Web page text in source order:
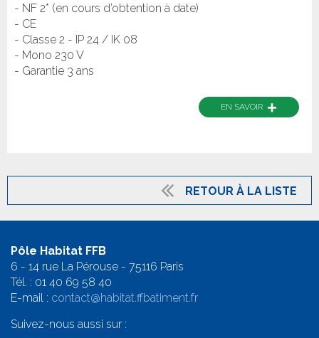
- NF 2* (en cours d’obtention à date)
- CE
- Classe 2 - IP 24 / IK 08
- Mono 230 V
- Garantie 3 ans
EN SAVOIR +
RETOUR À LA LISTE
Pôle Habitat FFB
6 - 14 rue La Pérouse - 75116 Paris
Tél. : 01 40 69 58 40
E-mail : contact@habitat.ffbatiment.fr
Suivez-nous aussi sur :